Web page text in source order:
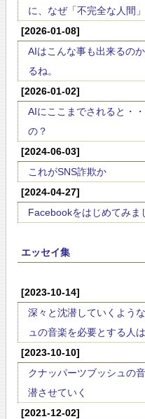
に、なぜ「不完全な人間
[2026-01-08]
AIはこんな事も出来るの
るね。
[2026-01-02]
AIにここまでされると・
の？
[2024-06-03]
これがSNS詐欺か
[2024-04-27]
Facebookをはじめてみま
エッセイ集
[2023-10-14]
深々と沈潜していくよう
ュの音楽を必要とする人
[2023-10-10]
クナッパーツブッシュの
潜させていく
[2021-12-02]